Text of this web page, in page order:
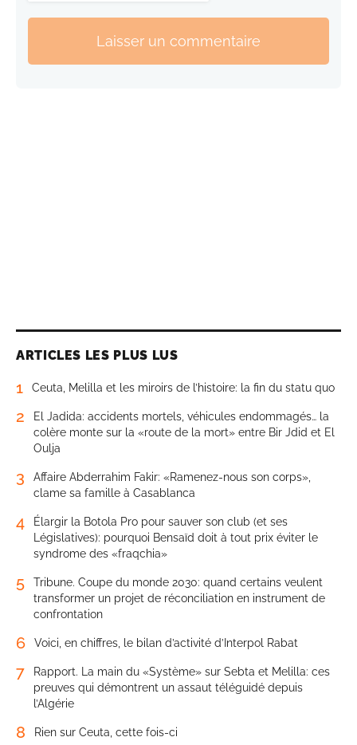
Laisser un commentaire
ARTICLES LES PLUS LUS
1 Ceuta, Melilla et les miroirs de l’histoire: la fin du statu quo
2
El Jadida: accidents mortels, véhicules endommagés… la
colère monte sur la «route de la mort» entre Bir Jdid et El
Oulja
3
Affaire Abderrahim Fakir: «Ramenez-nous son corps»,
clame sa famille à Casablanca
4
Élargir la Botola Pro pour sauver son club (et ses
Législatives): pourquoi Bensaïd doit à tout prix éviter le
syndrome des «fraqchia»
5
Tribune. Coupe du monde 2030: quand certains veulent
transformer un projet de réconciliation en instrument de
confrontation
6 Voici, en chiffres, le bilan d’activité d’Interpol Rabat
7
Rapport. La main du «Système» sur Sebta et Melilla: ces
preuves qui démontrent un assaut téléguidé depuis
l’Algérie
8 Rien sur Ceuta, cette fois-ci